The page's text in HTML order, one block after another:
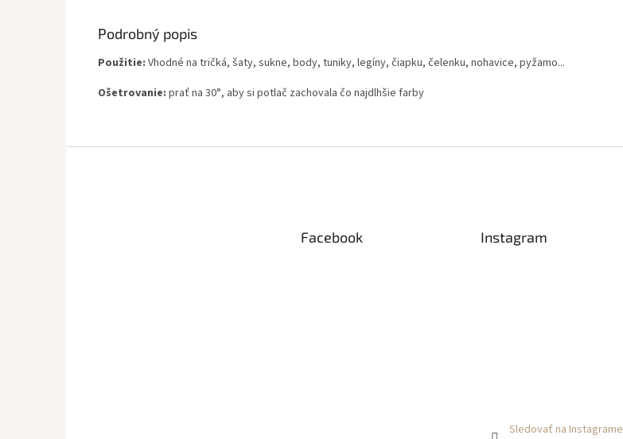
Podrobný popis
Použitie: Vhodné na tričká, šaty, sukne, body, tuniky, legíny, čiapku, čelenku, nohavice, pyžamo...
Ošetrovanie: prať na 30°, aby si potlač zachovala čo najdlhšie farby
Facebook Instagram
Sledovať na Instagrame